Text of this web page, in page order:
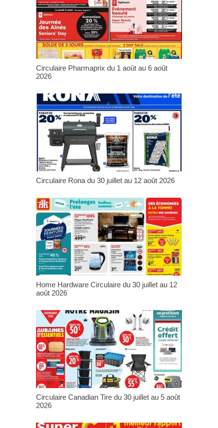
Circulaire Pharmaprix du 1 août au 6 août
2026
Circulaire Rona du 30 juillet au 12 août 2026
Home Hardware Circulaire du 30 juillet au 12
août 2026
Circulaire Canadian Tire du 30 juillet au 5 août
2026